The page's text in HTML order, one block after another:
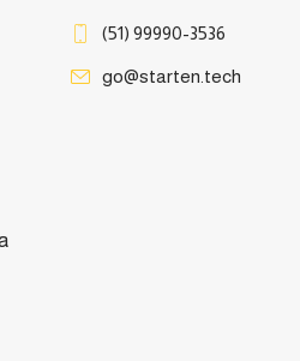
(51) 99990-3536
go@starten.tech